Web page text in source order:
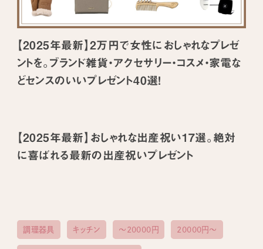
【2025年最新】2万円で女性におしゃれなプレゼ
ントを。ブランド雑貨・アクセサリー・コスメ・家電な
どセンスのいいプレゼント40選！
【2025年最新】おしゃれな出産祝い17選。絶対
に喜ばれる最新の出産祝いプレゼント
調理器具 キッチン 〜20000円 20000円〜